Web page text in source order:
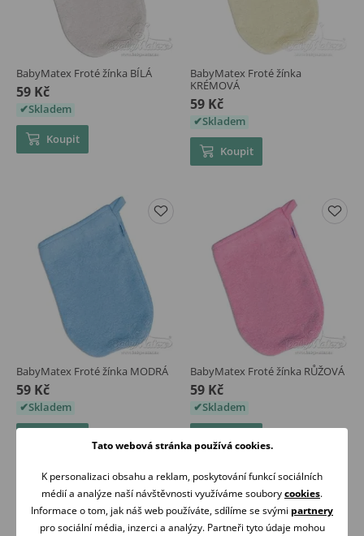
BabyMatex Froté žínka BÍLÁ
59 Kč
Skladem
Koupit
BabyMatex Froté žínka
KRÉMOVÁ
59 Kč
Skladem
Koupit
BabyMatex Froté žínka MODRÁ
59 Kč
Skladem
BabyMatex Froté žínka RŮŽOVÁ
59 Kč
Skladem
Tato webová stránka používá cookies.
K personalizaci obsahu a reklam, poskytování funkcí sociálních
médií a analýze naší návštěvnosti využíváme souborycookies.
Informace o tom, jak náš web používáte, sdílíme se svými partnery
pro sociální média, inzerci a analýzy. Partneři tyto údaje mohou